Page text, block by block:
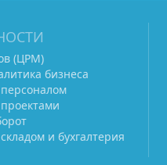
(ЦРМ)
бизнеса
и бухгалтерия